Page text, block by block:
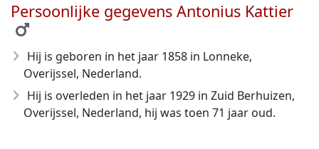
Persoonlijke gegevens Antonius Kattier
Hij is geboren in het jaar 1858 in Lonneke,
Overijssel, Nederland.
Hij is overleden in het jaar 1929 in Zuid Berhuizen,
Overijssel, Nederland, hij was toen 71 jaar oud.